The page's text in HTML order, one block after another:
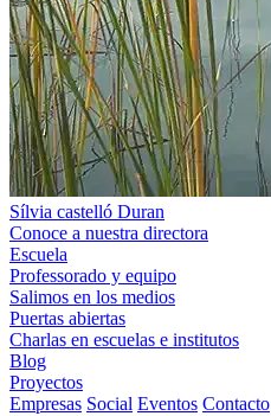
Sílvia castelló Duran
Conoce a nuestra directora
Escuela
Professorado y equipo
Salimos en los medios
Puertas abiertas
Charlas en escuelas e institutos
Blog
Proyectos
Empresas Social Eventos Contacto